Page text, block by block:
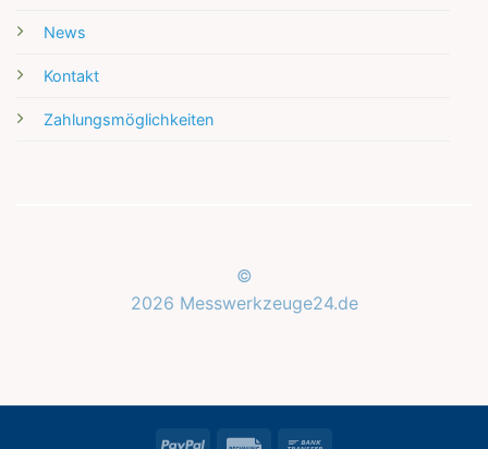
News
Kontakt
Zahlungsmöglichkeiten
©
2026 Messwerkzeuge24.de
PayPal Rechung